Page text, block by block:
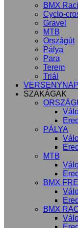
BMX
Cyclo-
Gravel
MTB
Országút
Pálya
Para
Terem
Triál
SZAKÁGAK
PÁLYA
MTB
BMX
BMX